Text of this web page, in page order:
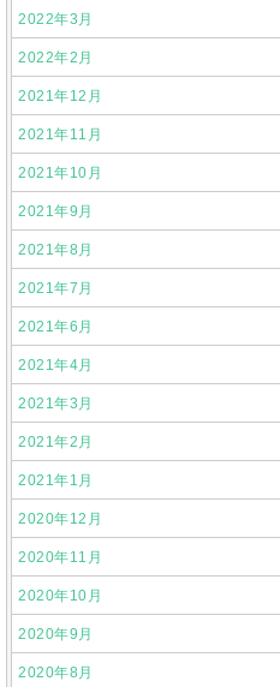
2022年3月
2022年2月
2021年12月
2021年11月
2021年10月
2021年9月
2021年8月
2021年7月
2021年6月
2021年4月
2021年3月
2021年2月
2021年1月
2020年12月
2020年11月
2020年10月
2020年9月
2020年8月